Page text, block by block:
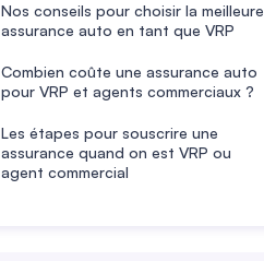
Nos conseils pour choisir la meilleure
assurance auto en tant que VRP
Combien coûte une assurance auto
pour VRP et agents commerciaux ?
Les étapes pour souscrire une
assurance quand on est VRP ou
agent commercial